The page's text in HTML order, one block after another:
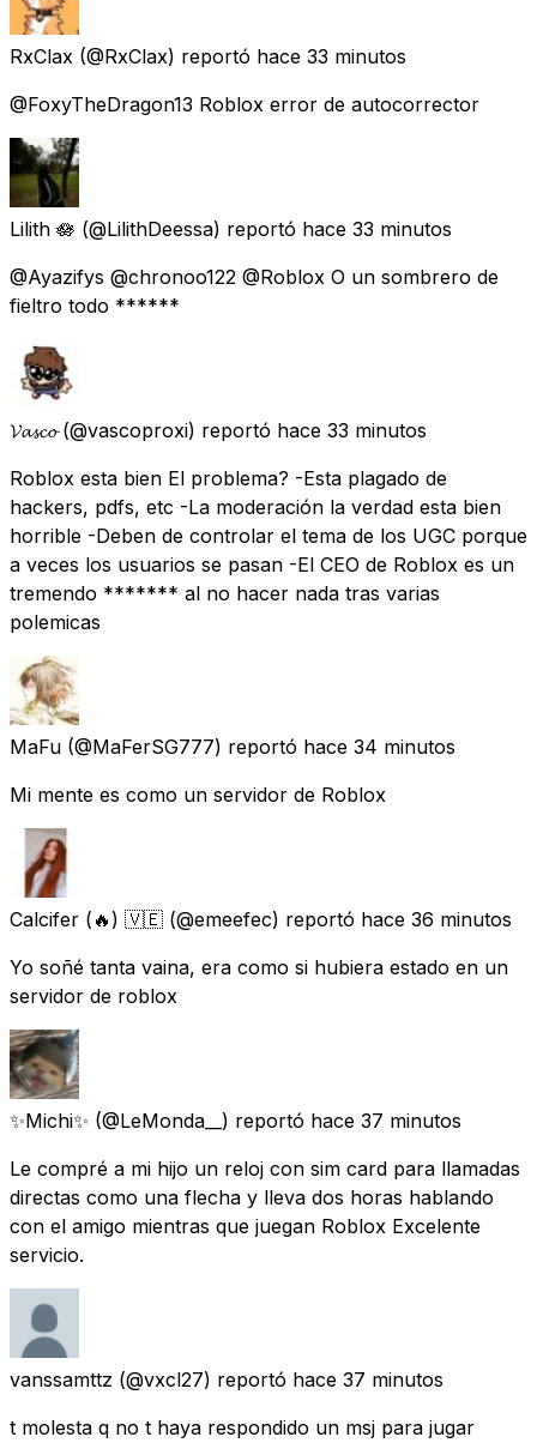
RxClax (@RxClax) reportó hace 33 minutos
@FoxyTheDragon13 Roblox error de autocorrector
Lilith 🪷 (@LilithDeessa) reportó hace 33 minutos
@Ayazifys @chronoo122 @Roblox O un sombrero de
fieltro todo ******
𝓥𝓪𝓼𝓬𝓸 (@vascoproxi) reportó hace 33 minutos
Roblox esta bien El problema? -Esta plagado de
hackers, pdfs, etc -La moderación la verdad esta bien
horrible -Deben de controlar el tema de los UGC porque
a veces los usuarios se pasan -El CEO de Roblox es un
tremendo ******* al no hacer nada tras varias
polemicas
MaFu (@MaFerSG777) reportó hace 34 minutos
Mi mente es como un servidor de Roblox
Calcifer (🔥) 🇻🇪 (@emeefec) reportó hace 36 minutos
Yo soñé tanta vaina, era como si hubiera estado en un
servidor de roblox
✨Michi✨ (@LeMonda__) reportó hace 37 minutos
Le compré a mi hijo un reloj con sim card para llamadas
directas como una flecha y lleva dos horas hablando
con el amigo mientras que juegan Roblox Excelente
servicio.
vanssamttz (@vxcl27) reportó hace 37 minutos
t molesta q no t haya respondido un msj para jugar